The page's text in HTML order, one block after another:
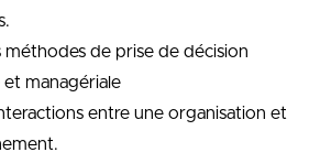
méthodes de prise de décision
managériale
entre une organisation et